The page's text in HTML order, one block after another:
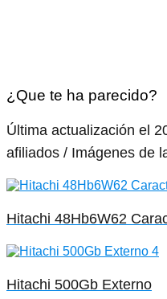
¿Que te ha parecido?
Última actualización el
afiliados / Imágenes de
Hitachi 48Hb6W62
Hitachi 500Gb Externo